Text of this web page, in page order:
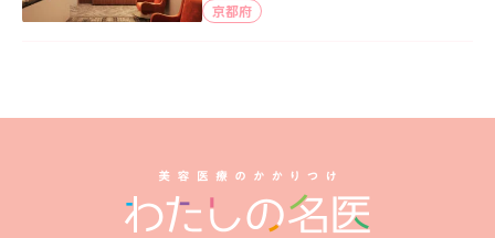
京都府